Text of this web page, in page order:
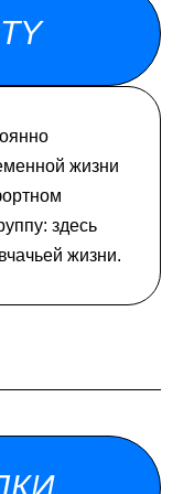
жизни
здесь
жизни.